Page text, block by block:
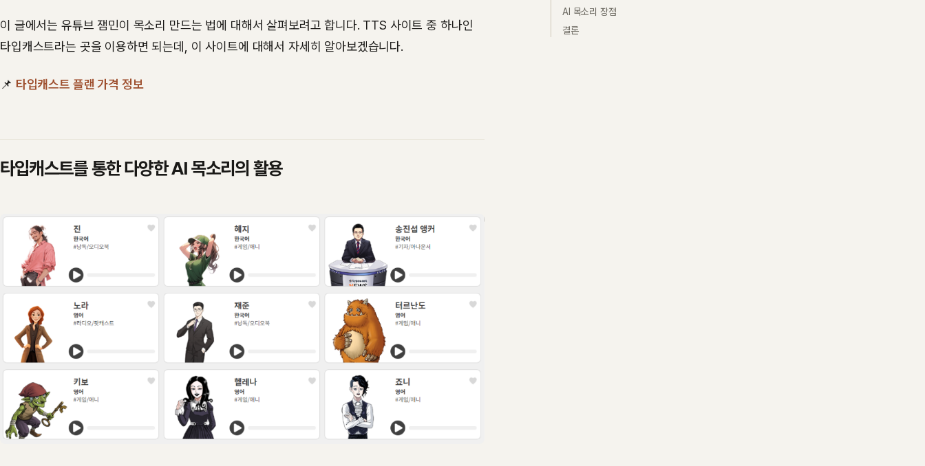
이 글에서는 유튜브 잼민이 목소리 만드는 법에 대해서 살펴보려고 합니다. TTS 사이트 중 하나인
타입캐스트라는 곳을 이용하면 되는데, 이 사이트에 대해서 자세히 알아보겠습니다.
📌 타입캐스트 플랜 가격 정보
타입캐스트를 통한 다양한 AI 목소리의 활용
AI 목소리 장점
결론